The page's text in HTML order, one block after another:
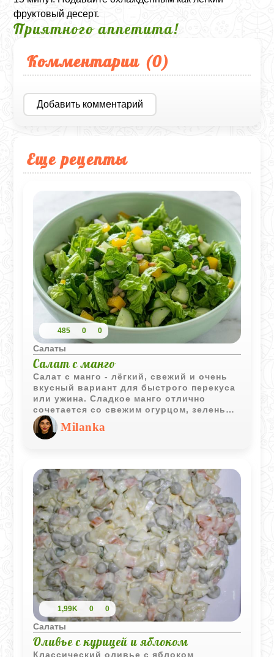
фруктовый десерт.
Приятного аппетита!
Комментарии (0)
Добавить комментарий
Еще рецепты
485 0 0
Салаты
Салат с манго
Салат с манго - лёгкий, свежий и очень
вкусный вариант для быстрого перекуса
или ужина. Сладкое манго отлично
сочетается со свежим огурцом, зеленью
и лёгкой заправкой на основе соевого
соуса, лимонного сока и мёда.
Получается ярко, свежо и очень
Milanka
1,99K 0 0
Салаты
Оливье с курицей и яблоком
Классический оливье с яблоком